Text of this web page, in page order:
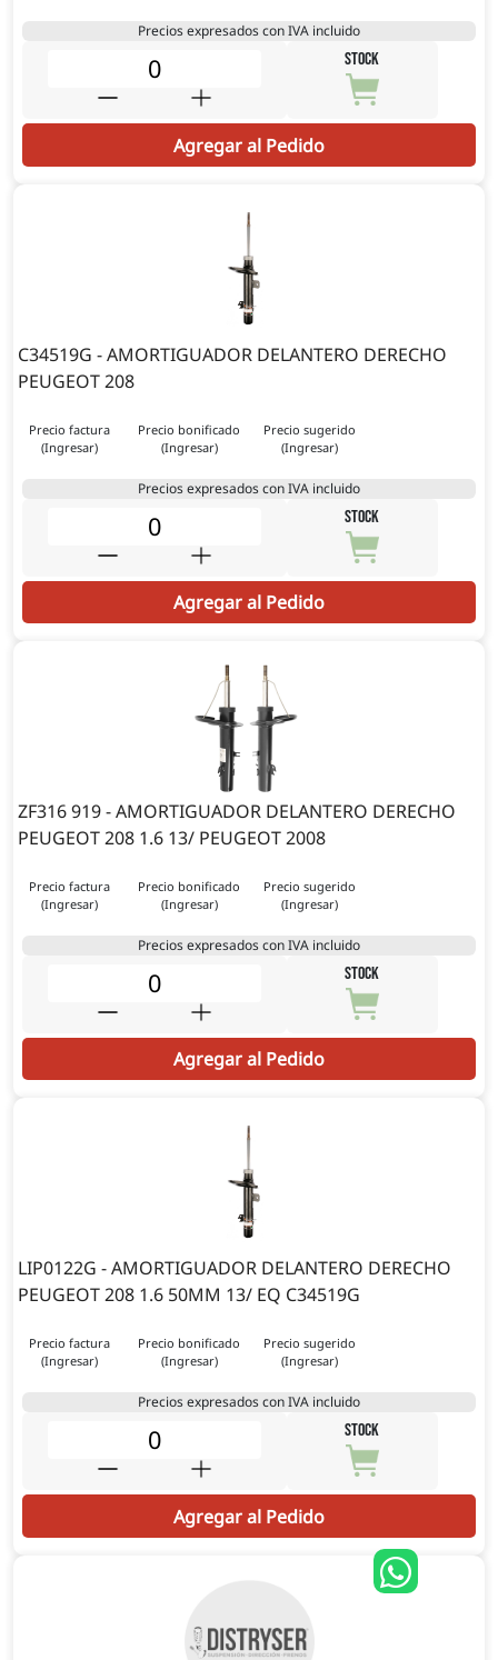
Precios expresados con IVA incluido
STOCK
Agregar al Pedido
C34519G - AMORTIGUADOR DELANTERO DERECHO
PEUGEOT 208
Precio factura
(Ingresar)
Precio bonificado
(Ingresar)
Precio sugerido
(Ingresar)
Precios expresados con IVA incluido
STOCK
Agregar al Pedido
ZF316 919 - AMORTIGUADOR DELANTERO DERECHO
PEUGEOT 208 1.6 13/ PEUGEOT 2008
Precio factura
(Ingresar)
Precio bonificado
(Ingresar)
Precio sugerido
(Ingresar)
Precios expresados con IVA incluido
STOCK
Agregar al Pedido
LIP0122G - AMORTIGUADOR DELANTERO DERECHO
PEUGEOT 208 1.6 50MM 13/ EQ C34519G
Precio factura
(Ingresar)
Precio bonificado
(Ingresar)
Precio sugerido
(Ingresar)
Precios expresados con IVA incluido
STOCK
Agregar al Pedido